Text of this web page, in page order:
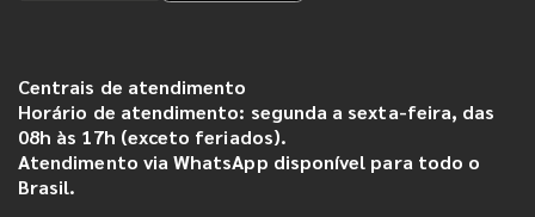
Centrais de atendimento
Horário de atendimento: segunda a sexta-feira, das
08h às 17h (exceto feriados).
Atendimento via WhatsApp disponível para todo o
Brasil.